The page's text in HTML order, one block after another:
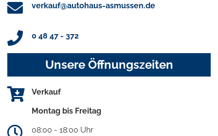
verkauf@autohaus-asmussen.de
0 48 47 - 372
Unsere Öffnungszeiten
Verkauf
Montag bis Freitag
08:00 - 18:00 Uhr